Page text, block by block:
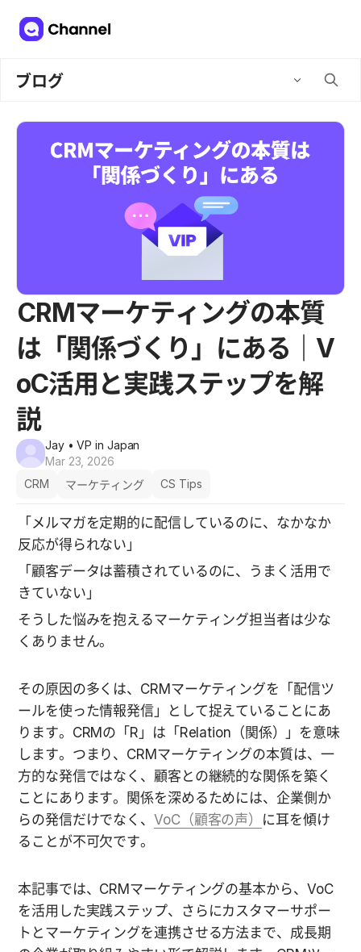
ブログ
CRMマーケティングの本質
は「関係づくり」にある｜V
oC活用と実践ステップを解
説
Jay• VP in Japan
Mar 23, 2026
CRM
マーケティング CS Tips
「メルマガを定期的に配信しているのに、なかなか
反応が得られない」
「顧客データは蓄積されているのに、うまく活用で
きていない」
そうした悩みを抱えるマーケティング担当者は少な
くありません。
その原因の多くは、CRMマーケティングを「配信ツ
ールを使った情報発信」として捉えていることにあ
ります。CRMの「R」は「Relation（関係）」を意味
します。つまり、CRMマーケティングの本質は、一
方的な発信ではなく、顧客との継続的な関係を築く
ことにあります。関係を深めるためには、企業側か
らの発信だけでなく、 VoC（顧客の声） に耳を傾け
ることが不可欠です。
本記事では、CRMマーケティングの基本から、VoC
を活用した実践ステップ、さらにカスタマーサポー
トとマーケティングを連携させる方法まで、成長期